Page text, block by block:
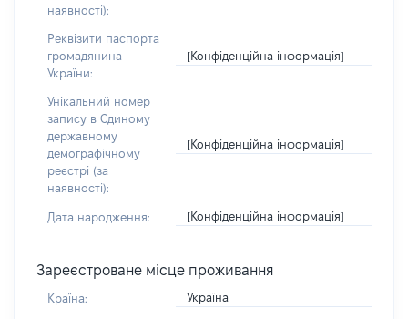
наявності):
Реквізити паспорта
громадянина
України:
[Конфіденційна інформація]
Унікальний номер
запису в Єдиному
державному
демографічному
реєстрі (за
наявності):
[Конфіденційна інформація]
Дата народження: [Конфіденційна інформація]
Зареєстроване місце проживання
Країна: Україна